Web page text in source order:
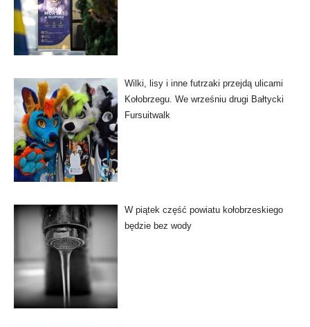
Wilki, lisy i inne futrzaki przejdą ulicami
Kołobrzegu. We wrześniu drugi Bałtycki
Fursuitwalk
W piątek część powiatu kołobrzeskiego
będzie bez wody